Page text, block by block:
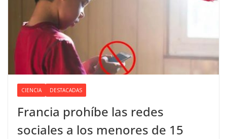
CIENCIA DESTACADAS
Francia prohíbe las redes
sociales a los menores de 15